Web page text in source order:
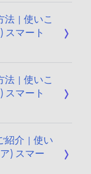
法 | 使いこ
スマート
法 | 使いこ
スマート
紹介 | 使い
) スマー